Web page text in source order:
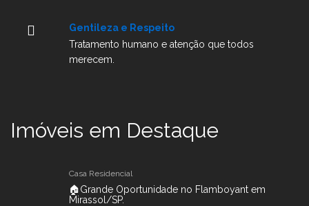
Gentileza e Respeito
Tratamento humano e atenção que todos
merecem.
Imóveis em Destaque
Casa Residencial
🏠Grande Oportunidade no Flamboyant em
Mirassol/SP.